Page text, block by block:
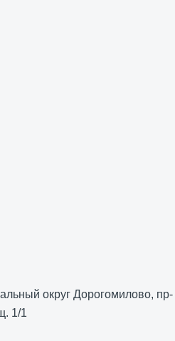
округ Дорогомилово, пр-
1/1